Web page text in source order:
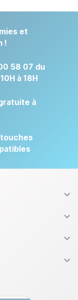
et
!
58 07 du
à 18H
à



